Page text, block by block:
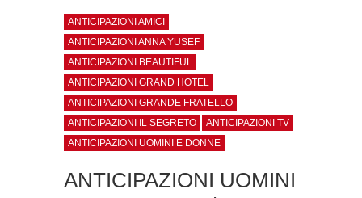
ANTICIPAZIONI AMICI
ANTICIPAZIONI ANNA YUSEF
ANTICIPAZIONI BEAUTIFUL
ANTICIPAZIONI GRAND HOTEL
ANTICIPAZIONI GRANDE FRATELLO
ANTICIPAZIONI IL SEGRETO
ANTICIPAZIONI TV
ANTICIPAZIONI UOMINI E DONNE
ANTICIPAZIONI UOMINI